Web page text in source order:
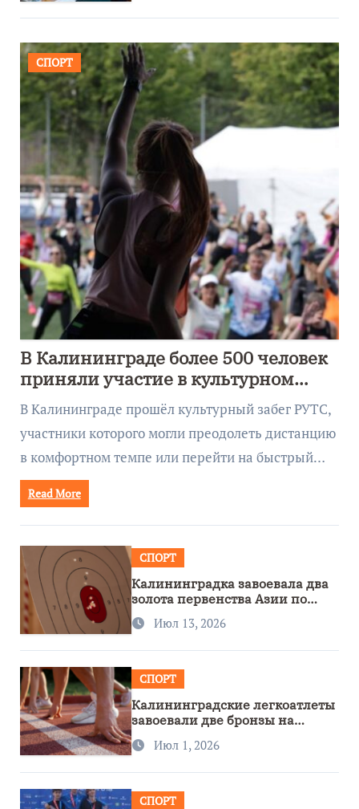
СПОРТ
В Калининграде более 500 человек
приняли участие в культурном
забеге
В Калининграде прошёл культурный забег РУТС,
участники которого могли преодолеть дистанцию
в комфортном темпе или перейти на быстрый…
Read More
СПОРТ
Калининградка завоевала два
золота первенства Азии по
метанию ножа
Июл 13, 2026
СПОРТ
Калининградские легкоатлеты
завоевали две бронзы на
первенстве России
Июл 1, 2026
СПОРТ